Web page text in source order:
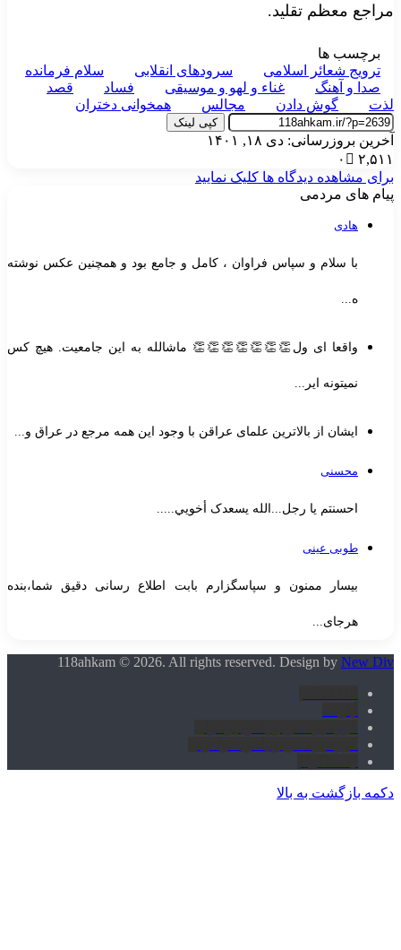
معظم تقلید.
برچسب ها
ترویج شعائر اسلامی
سرودهای انقلابی
سلام فرمانده
صدا و آهنگ
غناء و لهو و موسیقی فساد
قصد
گوش دادن مجالس همخوانی دختران
کپی لینک
بروزرسانی: دی ۱۸, ۱۴۰۱
۰
مشاهده دیدگاه ها کلیک نمایید
های مردمی
هادی
با سلام و سپاس فراوان ، کامل و جامع بود و همچنین عکس نوشته
ه...
واقعا ای ول👏👏👏👏👏👏👏 ماشالله به این جامعیت. هیچ کس
نمیتونه ایر...
ایشان از بالاترین علمای عراقن با وجود این همه مرجع در عراق و...
محسنی
احسنتم یا رجل...الله یسعدک أخويي.....
طوبی عینی
بیسار ممنون و سپاسگزارم بابت اطلاع رسانی دقیق شما،بنده
هرجای...
118ahkam © 2026. All rights reserved. Design byNew
بازگشت به بالا